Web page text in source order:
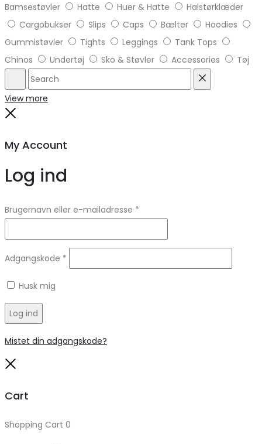
Bamsestøvler
Hatte Huer & Hatte
Halstørklæder
Cargobukser
Slips Caps Bælter
Hoodies
Gummistøvler
Tights Leggings
Tank Tops
Chinos
Undertøj Sko & Støvler Accessories Tøj
Search
View more
My Account
Log ind
Brugernavn eller e-mailadresse *
Adgangskode *
Husk mig
Log ind
Mistet din adgangskode?
Cart
Shopping Cart 0